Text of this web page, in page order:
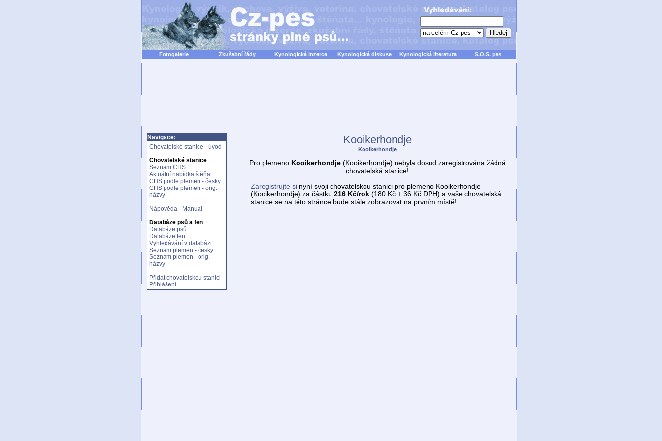
Fotogalerie Zkušební řády Kynologická inzerce Kynologická diskuse Kynologická literatura S.O.S. pes
Navigace:
Chovatelské stanice - úvod
Chovatelské stanice
Seznam CHS
Aktuální nabídka štěňat
CHS podle plemen - česky
CHS podle plemen - orig.
názvy
Nápověda - Manuál
Databáze psů a fen
Databáze psů
Databáze fen
Vyhledávání v databázi
Seznam plemen - česky
Seznam plemen - orig.
názvy
Přidat chovatelskou stanici
Přihlášení
Kooikerhondje
Kooikerhondje
Pro plemeno Kooikerhondje(Kooikerhondje) nebyla dosud zaregistrována žádná
chovatelská stanice!
Zaregistrujte si nyní svoji chovatelskou stanici pro plemeno Kooikerhondje
(Kooikerhondje) za částku 216 Kč/rok (180 Kč + 36 Kč DPH) a vaše chovatelská
stanice se na této stránce bude stále zobrazovat na prvním místě!